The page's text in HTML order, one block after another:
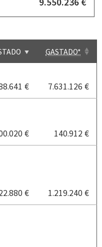
GASTADO*
€ 7.631.126 €
€ 140.912 €
€ 1.219.240 €